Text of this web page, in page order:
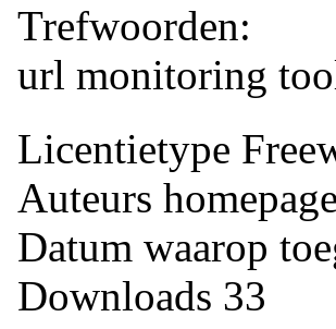
Trefwoorden:
url monitoring
Licentietype
Auteurs homepage
Datum waarop
Downloads 33